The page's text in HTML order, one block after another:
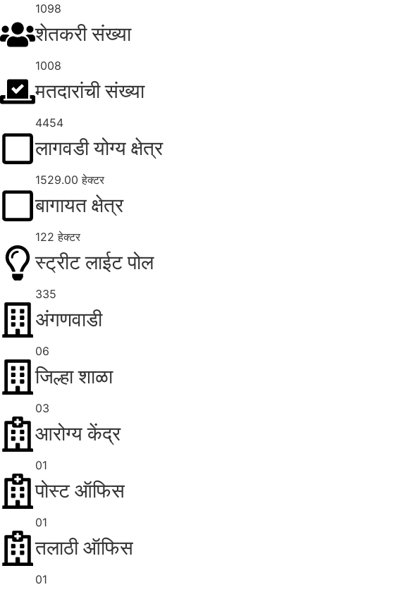
1098
शेतकरी संख्या
1008
मतदारांची संख्या
4454
लागवडी योग्य क्षेत्र
1529.00 हेक्टर
बागायत क्षेत्र
122 हेक्टर
स्ट्रीट लाईट पोल
335
अंगणवाडी
06
जिल्हा शाळा
03
आरोग्य केंद्र
01
पोस्ट ऑफिस
01
तलाठी ऑफिस
01